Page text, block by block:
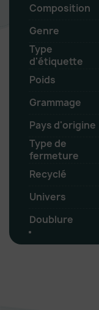
Composition
Genre
Type
d'étiquette
Poids
Grammage
Pays d'origine
Type de
fermeture
Recyclé
Univers
Doublure